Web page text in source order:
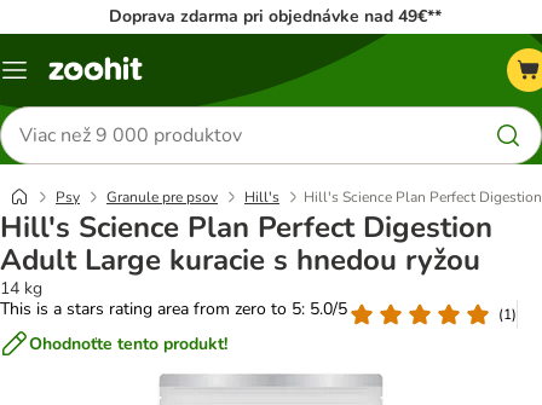
Doprava zdarma pri objednávke nad 49€**
Kategórie
Hľadať
produkty
Psy Granule pre psov Hill's Hill's Science Plan Perfect
Hill's Science Plan Perfect Digestion
Adult Large kuracie s hnedou ryžou
14 kg
This is a stars rating area from zero to 5: 5.0/5
(1)
Ohodnoťte tento produkt!